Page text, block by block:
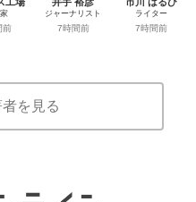
前
ジャーナリスト
7時間前
ライター
7時間前
を見る